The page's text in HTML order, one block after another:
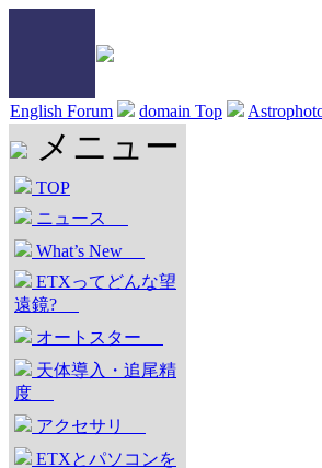
English Forum domain Top
メニュー
TOP
ニュース
What’s New
ETXってどんな望
遠鏡?
オートスター
天体導入・追尾精
度
アクセサリ
ETXとパソコンを